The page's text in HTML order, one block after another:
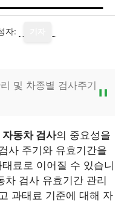
자:
및 차종별 검사주기
자동차 검사의 중요성을
사 주기와 유효기간을
료로 이어질 수 있습니
차 검사 유효기간 관리
과태료 기준에 대해 자